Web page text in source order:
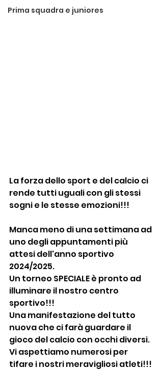
Prima squadra e juniores
La forza dello sport e del calcio ci
rende tutti uguali con gli stessi
sogni e le stesse emozioni!!!
Manca meno di una settimana ad
uno degli appuntamenti più
attesi dell'anno sportivo
2024/2025.
Un torneo SPECIALE è pronto ad
illuminare il nostro centro
sportivo!!!
Una manifestazione del tutto
nuova che ci farà guardare il
gioco del calcio con occhi diversi.
Vi aspettiamo numerosi per
tifare i nostri meravigliosi atleti!!!